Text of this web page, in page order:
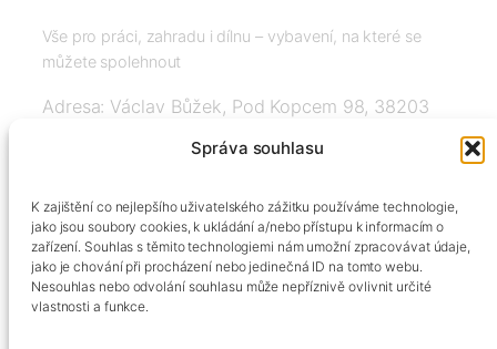
Správa souhlasu
K zajištění co nejlepšího uživatelského zážitku používáme technologie,
jako jsou soubory cookies, k ukládání a/nebo přístupu k informacím o
zařízení. Souhlas s těmito technologiemi nám umožní zpracovávat údaje,
jako je chování při procházení nebo jedinečná ID na tomto webu.
Nesouhlas nebo odvolání souhlasu může nepříznivě ovlivnit určité
vlastnosti a funkce.
Vše pro práci, zahradu i dílnu – vybavení, na které se
můžete spolehnout
Adresa: Václav Bůžek, Pod Kopcem 98, 38203
+420606334248, info@agrobox.cz